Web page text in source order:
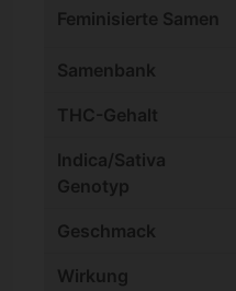
Feminisierte Samen
Samenbank
THC-Gehalt
Indica/Sativa
Genotyp
Geschmack
Wirkung